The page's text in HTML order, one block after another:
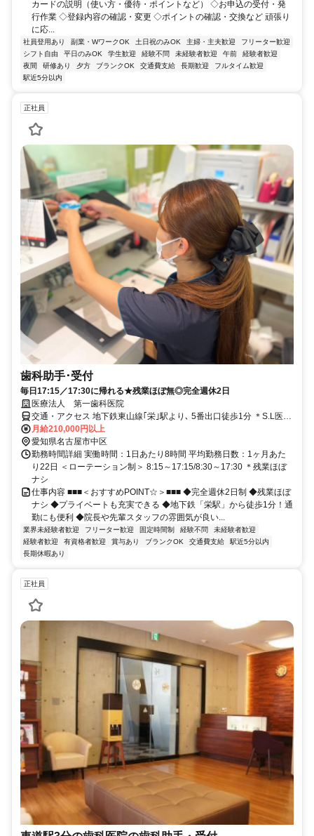
カードの説明（使い方・優待・ポイントなど） ◇お申込の受付・発
行作業 ◇登録内容の確認・変更 ◇ポイントの確認・交換など 頑張り
に応...
社員登用あり 副業・WワークOK 土日祝のみOK 主婦・主夫歓迎
フリーター歓迎
シフト自由
平日のみOK 学生歓迎 経験不問 未経験者歓迎 午前
経験者歓迎
夜間
研修あり 夕方 ブランクOK 交通費支給 長期歓迎
フルタイム歓迎
駅近5分以内
正社員
歯科助手･受付
毎日17:15／17:30に帰れる★残業ほぼ無◎完全週休2日
医療法人 第一歯科医院
交通・アクセス 地下鉄東山線｢栄｣駅より､ 5番出口徒歩1分 ＊S.L医療
ビル内
月給210,000円以上
愛知県名古屋市中区
勤務時間詳細 実働時間：1日あたり8時間 平均勤務日数：1ヶ月あた
り22日 ＜ローテーション制＞ 8:15～17:15/8:30～17:30 ＊残業ほぼ
ナシ
仕事内容 ■■■＜おすすめPOINT☆＞■■■ ◆完全週休2日制 ◆残業ほぼ
ナシ ◆プライベートも充実できる ◆地下鉄「栄駅」から徒歩1分！通
勤にも便利 ◆院長や先輩スタッフの雰囲気が良い...
業界未経験者歓迎 フリーター歓迎 固定時間制 経験不問
未経験者歓迎
経験者歓迎
有資格者歓迎 賞与あり ブランクOK 交通費支給
駅近5分以内
長期休暇あり
正社員